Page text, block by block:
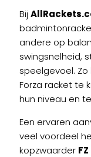
Bij
andere op
swingsnelheid,
speelgevoel. Zo
Forza racket te
hun niveau en
Een ervaren
veel voordeel
kopzwaarder